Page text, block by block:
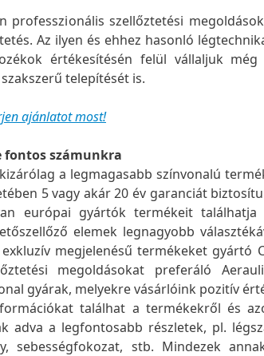
professzionális szellőztetési
Az ilyen és ehhez hasonló
értékesítésén felül vállaljuk
telepítését is.
ajánlatot most!
fontos számunkra
a legmagasabb színvonalú
5 vagy akár 20 év garanciát
európai gyártók termékeit
elemek legnagyobb
megjelenésű termékeket gyártó
megoldásokat preferáló
gyárak, melyekre vásárlóink pozitív
találhat a termékekről és
adva a legfontosabb részletek, pl.
sebességfokozat, stb. Mindezek